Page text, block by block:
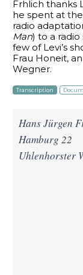
Frӧhlich
he spent at
radio
Man) to a
few of Levi’s
Frau Honeit,
Wegner.
Transcription
Hans Jürgen
Hamburg 22
Uhlenhorster